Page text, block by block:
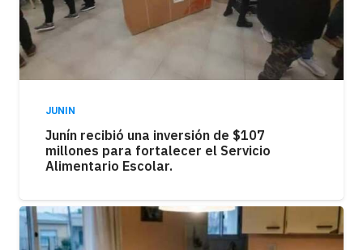
JUNIN
Junín recibió una inversión de $107
millones para fortalecer el Servicio
Alimentario Escolar.